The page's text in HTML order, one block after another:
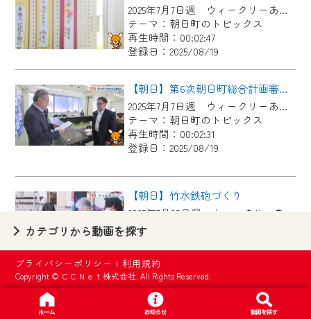
2025年7月7日週 ウィークリーあさひにて放送
テーマ：朝日町のトピックス
再生時間：00:02:47
登録日：2025/08/19
【朝日】第6次朝日町総合計画審議会
2025年7月7日週 ウィークリーあさひにて放送
テーマ：朝日町のトピックス
再生時間：00:02:31
登録日：2025/08/19
【朝日】竹水鉄砲づくり
テーマ：朝日町のトピックス
再生時間：00:03:14
登録日：2025/08/19
【朝日】柿睦会×柿子ども育成会 スカットボール
カテゴリから動画を探す
プライバシーポリシー |利用規約
Copyright © ＣＣＮｅｔ株式会社. All Rights Reserved.
【ご注意】
2024年9月24日からはご加入者様へのサー
ビス向上のため、
『CCNet Web TV』を利用いただくには、
一部コンテンツを除き、
CCNetサービスへの加入と『CCNetマイ
ページ※』へのログインが必要となりま
す。
いたします。
要となります。
※MyIDとは、CCNet Web TVを含むCCNetの
各種サービスをご利用頂くためのIDです。
IDはお客様が使っているメールアドレス
で設定できます。